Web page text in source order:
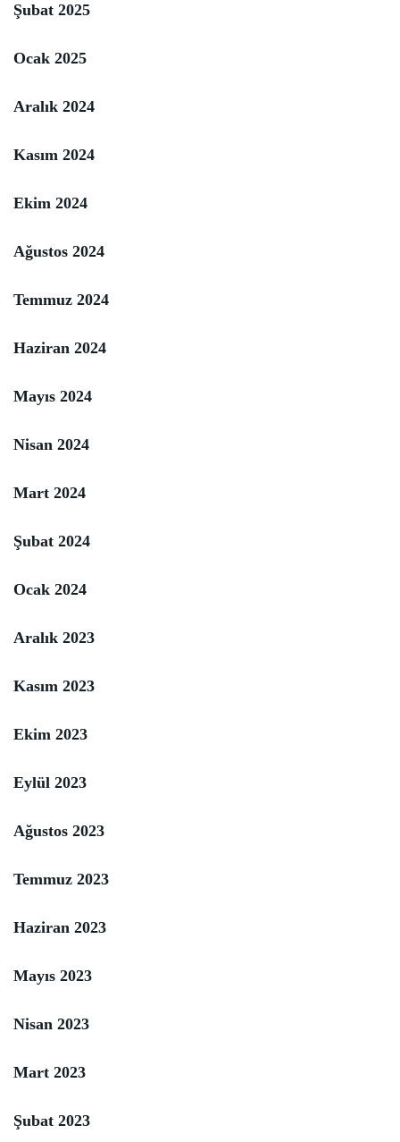
Şubat 2025
Ocak 2025
Aralık 2024
Kasım 2024
Ekim 2024
Ağustos 2024
Temmuz 2024
Haziran 2024
Mayıs 2024
Nisan 2024
Mart 2024
Şubat 2024
Ocak 2024
Aralık 2023
Kasım 2023
Ekim 2023
Eylül 2023
Ağustos 2023
Temmuz 2023
Haziran 2023
Mayıs 2023
Nisan 2023
Mart 2023
Şubat 2023